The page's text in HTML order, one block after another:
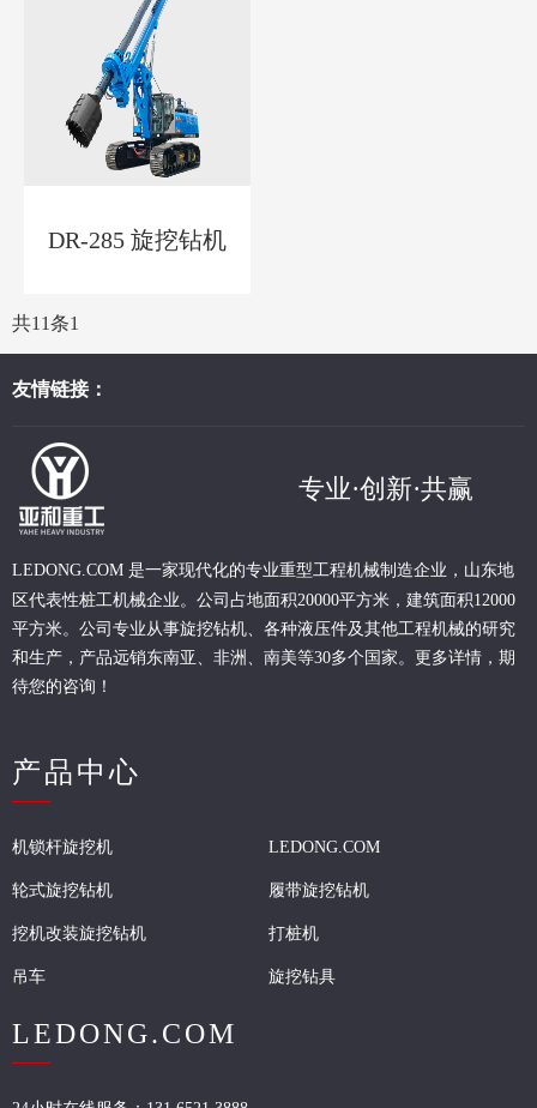
DR-285 旋挖钻机
共11条1
友情链接：
专业·创新·共赢
LEDONG.COM 是一家现代化的专业重型工程机械制造企业，山东地
区代表性桩工机械企业。 公司占地面积20000平方米，建筑面积12000
平方米。公司专业从事旋挖钻机、各种液压件及其他工程机械的研究
和生产，产品远销东南亚、非洲、南美等30多个国家。更多详情，期
待您的咨询！
产品中心
机锁杆旋挖机 LEDONG.COM
轮式旋挖钻机 履带旋挖钻机
挖机改装旋挖钻机 打桩机
吊车 旋挖钻具
LEDONG.COM